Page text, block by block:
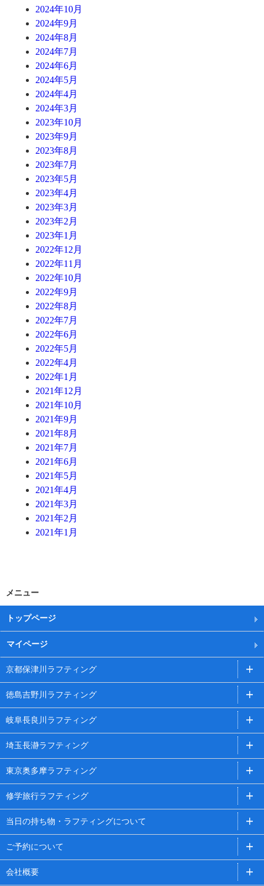
2024年10月
2024年9月
2024年8月
2024年7月
2024年6月
2024年5月
2024年4月
2024年3月
2023年10月
2023年9月
2023年8月
2023年7月
2023年5月
2023年4月
2023年3月
2023年2月
2023年1月
2022年12月
2022年11月
2022年10月
2022年9月
2022年8月
2022年7月
2022年6月
2022年5月
2022年4月
2022年1月
2021年12月
2021年10月
2021年9月
2021年8月
2021年7月
2021年6月
2021年5月
2021年4月
2021年3月
2021年2月
2021年1月
メニュー
トップページ
マイページ
京都保津川ラフティング
徳島吉野川ラフティング
岐阜長良川ラフティング
埼玉長瀞ラフティング
東京奥多摩ラフティング
修学旅行ラフティング
当日の持ち物・ラフティングについて
ご予約について
会社概要